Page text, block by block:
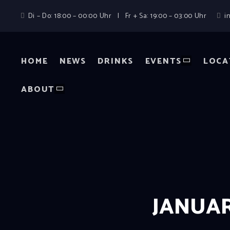
Di – Do: 18:00 – 00:00 Uhr | Fr + Sa: 19:00 – 03:00 Uhr
HOME NEWS DRINKS EVENTS
ABOUT